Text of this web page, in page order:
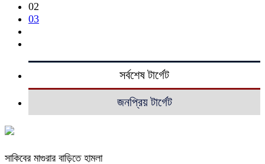
02
03
সর্বশেষ টার্গেট
জনপ্রিয় টার্গেট
সাকিবের মাগুরার বাড়িতে হামলা